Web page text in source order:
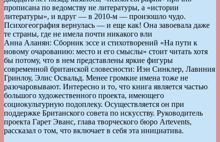
прописана по ведомству не литературы, а «истории
литературы», и вдруг — в 2010-м — произошло чудо.
Психогеография вернулась — и еще как! Она завоевала даже
те страны, где не имела почти никакого вли
Анна Аланян: Сборник эссе и стихотворений «На пути к
новому очарованию: место и его смыслы» стоит читать хотя
бы потому, что в нем представлены яркие фигуры
современной британской словесности: Иэн Синклер, Лавиния
Гринлоу, Элис Освальд. Менее громкие имена тоже не
разочаровывают. Интересно и то, что книга является частью
большого художественного проекта, имеющего
социокультурную подоплеку. Осуществляется он при
поддержке Британского совета по искусству. Руководитель
проекта Гарет Эванс, глава творческого бюро Artevents,
рассказал о том, что включает в себя эта инициатива.